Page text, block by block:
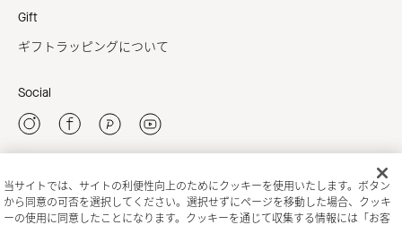
Gift
ギフトラッピングについて
Social
新規会員登録
当サイトでは、サイトの利便性向上のためにクッキーを使用いたします。ボタン
から同意の可否を選択してください。選択せずにページを移動した場合、クッキ
ーの使用に同意したことになります。クッキーを通じて収集する情報には「お客